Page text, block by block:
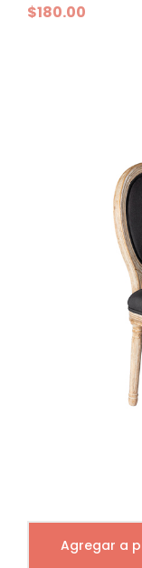
$180.00
Agregar a